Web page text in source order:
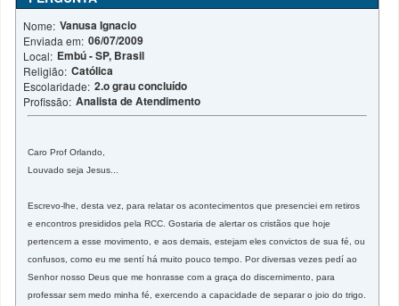
Nome: Vanusa Ignacio
Enviada em: 06/07/2009
Local: Embú - SP, Brasil
Religião: Católica
Escolaridade: 2.o grau concluído
Profissão: Analista de Atendimento
Caro Prof Orlando,
Louvado seja Jesus...
Escrevo-lhe, desta vez, para relatar os acontecimentos que presenciei em retiros
e encontros presididos pela RCC. Gostaria de alertar os cristãos que hoje
pertencem a esse movimento, e aos demais, estejam eles convictos de sua fé, ou
confusos, como eu me sentí há muito pouco tempo. Por diversas vezes pedí ao
Senhor nosso Deus que me honrasse com a graça do discernimento, para
professar sem medo minha fé, exercendo a capacidade de separar o joio do trigo.